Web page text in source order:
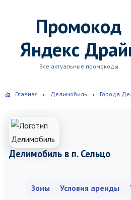
Промокод
Яндекс
Все актуальные промокоды
Главная Делимобиль Города
Делимобиль в п. Сельцо
Зоны Условия аренды